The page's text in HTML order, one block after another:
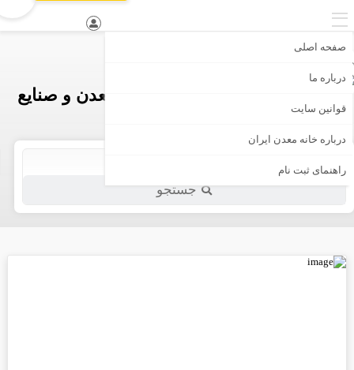
صفحه اصلی
درباره ما
قوانین سایت
درباره خانه معدن ایران
راهنمای ثبت نام
اولین و جامع ترین بانک تخصصی معدن و صنایع
جستجو